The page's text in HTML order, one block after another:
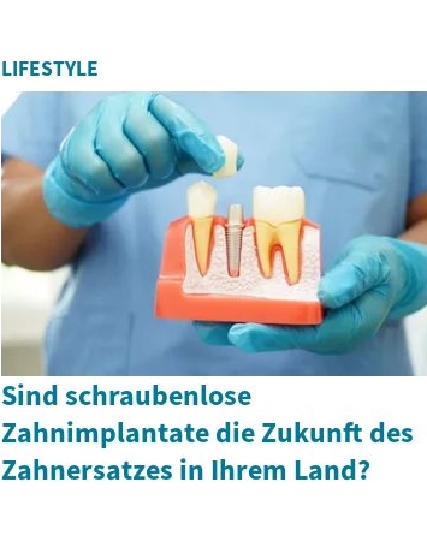
LIFESTYLE
Sind schraubenlose
Zahnimplantate die Zukunft des
Zahnersatzes in Ihrem Land?